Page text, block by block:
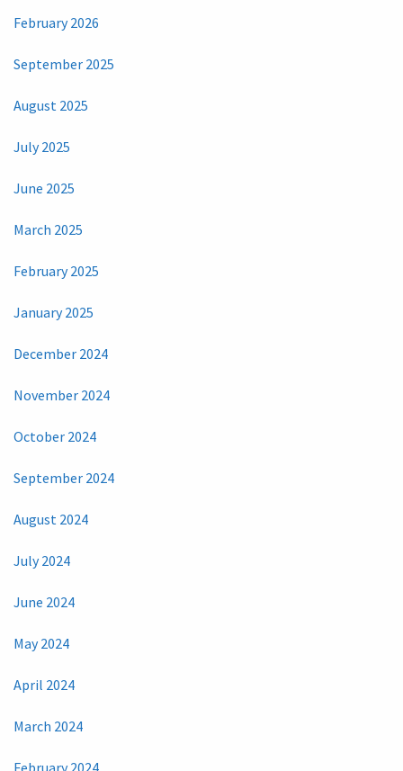
February 2026
September 2025
August 2025
July 2025
June 2025
March 2025
February 2025
January 2025
December 2024
November 2024
October 2024
September 2024
August 2024
July 2024
June 2024
May 2024
April 2024
March 2024
February 2024